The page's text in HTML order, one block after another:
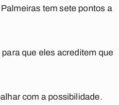
tem sete pontos a
que eles acreditem que
com a possibilidade.